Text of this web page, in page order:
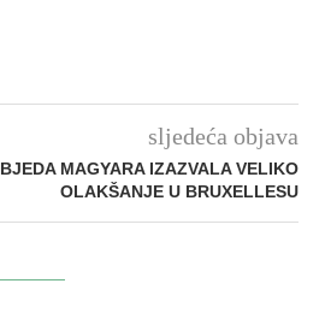
sljedeća objava
MAGYARA IZAZVALA VELIKO
OLAKŠANJE U BRUXELLESU